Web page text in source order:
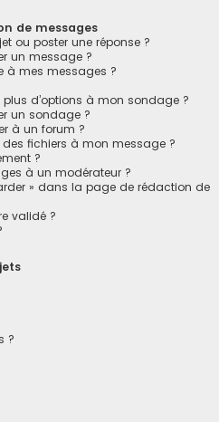
de messages
ou poster une réponse ?
un message ?
à mes messages ?
d’options à mon sondage ?
un sondage ?
à un forum ?
fichiers à mon message ?
?
à un modérateur ?
» dans la page de rédaction de
validé ?
?